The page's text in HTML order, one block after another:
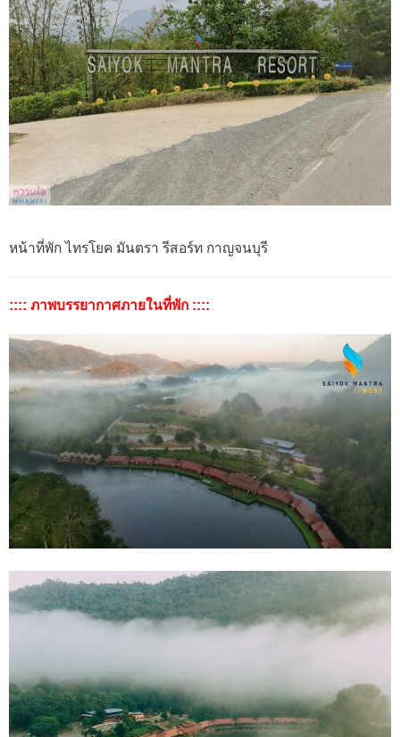
หน้าที่พัก ไทรโยค มันตรา รีสอร์ท กาญจนบุรี
:::: ภาพบรรยากาศภายในที่พัก ::::